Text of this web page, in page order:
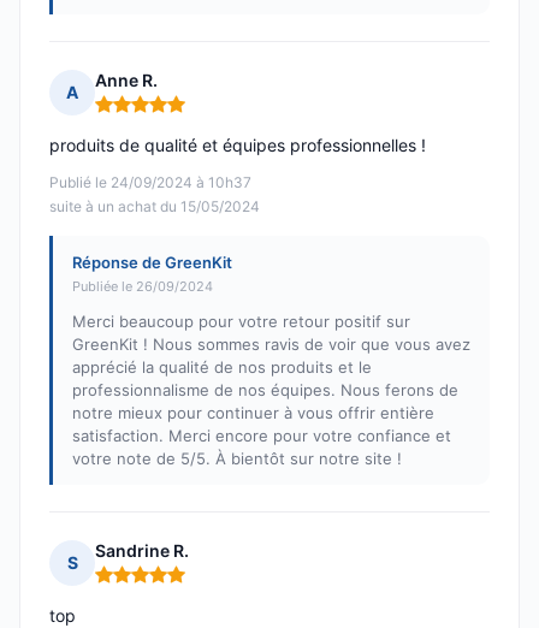
A
Anne R.
Note : 5 sur 5
Publié le 24/09/2024 à 10h37
suite à un achat du 15/05/2024
produits de qualité et équipes professionnelles !
Réponse de GreenKit
Publiée le 26/09/2024
Merci beaucoup pour votre retour positif sur
GreenKit ! Nous sommes ravis de voir que vous avez
apprécié la qualité de nos produits et le
professionnalisme de nos équipes. Nous ferons de
notre mieux pour continuer à vous offrir entière
satisfaction. Merci encore pour votre confiance et
votre note de 5/5. À bientôt sur notre site !
S
Sandrine R.
Note : 5 sur 5
top